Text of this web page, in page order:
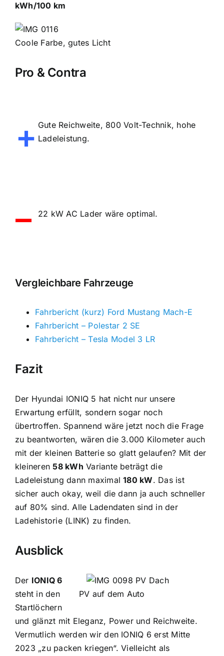
kWh/100 km
Coole Farbe, gutes Licht
Pro & Contra
+ Gute Reichweite, 800 Volt-Technik, hohe
Ladeleistung.
– 22 kW AC Lader wäre optimal.
Vergleichbare Fahrzeuge
Fahrbericht (kurz) Ford Mustang Mach-E
Fahrbericht – Polestar 2 SE
Fahrbericht – Tesla Model 3 LR
Fazit
Der Hyundai IONIQ 5 hat nicht nur unsere
Erwartung erfüllt, sondern sogar noch
übertroffen. Spannend wäre jetzt noch die Frage
zu beantworten, wären die 3.000 Kilometer auch
mit der kleinen Batterie so glatt gelaufen? Mit der
kleineren58 kWh Variante beträgt die
Ladeleistung dann maximal180 kW. Das ist
sicher auch okay, weil die dann ja auch schneller
auf 80% sind. Alle Ladendaten sind in der
Ladehistorie (LINK) zu finden.
Ausblick
PV auf dem Auto
Der IONIQ 6
steht in den
Startlöchern
und glänzt mit Eleganz, Power und Reichweite.
Vermutlich werden wir den IONIQ 6 erst Mitte
2023 „zu packen kriegen“. Vielleicht als